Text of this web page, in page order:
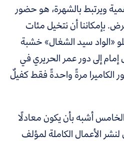
ويرتبط بالشهرة، هو حضور
بإمكاننا أن نتخيل مئات
«الواد سيد الشغال» خشبة
إلى دور عمر الحريري في
الكاميرا مرةً واحدةً فقط كفيلٌ
أشبه بأن يكون معادلًا
الأعمال الكاملة لمؤلف